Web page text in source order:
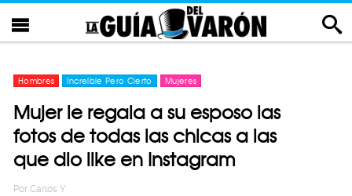
Hombres Increíble Pero Cierto Mujeres
Mujer le regala a su esposo las
fotos de todas las chicas a las
que dio like en Instagram
Por Carlos Y